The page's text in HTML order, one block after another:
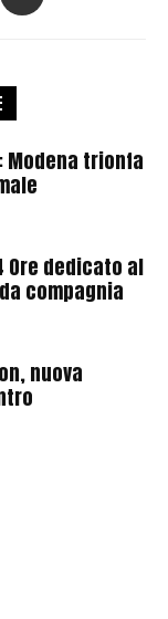
Modena trionfa
Ore dedicato al
compagnia
nuova